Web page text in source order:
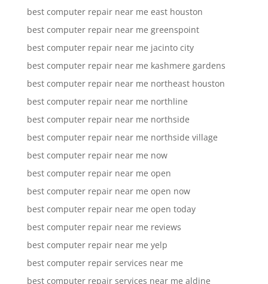
best computer repair near me east houston
best computer repair near me greenspoint
best computer repair near me jacinto city
best computer repair near me kashmere gardens
best computer repair near me northeast houston
best computer repair near me northline
best computer repair near me northside
best computer repair near me northside village
best computer repair near me now
best computer repair near me open
best computer repair near me open now
best computer repair near me open today
best computer repair near me reviews
best computer repair near me yelp
best computer repair services near me
best computer repair services near me aldine